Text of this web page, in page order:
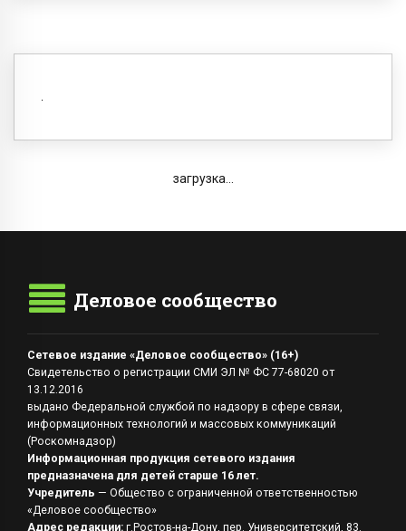
загрузка...
Деловое сообщество
Сетевое издание «Деловое сообщество» (16+)
Свидетельство о регистрации СМИ ЭЛ № ФС 77-68020 от
13.12.2016
выдано Федеральной службой по надзору в сфере связи,
информационных технологий и массовых коммуникаций
(Роскомнадзор)
Информационная продукция сетевого издания
предназначена для детей старше 16 лет.
Учредитель — Общество с ограниченной ответственностью
«Деловое сообщество»
Адрес редакции: г.Ростов-на-Дону, пер. Университетский, 83.